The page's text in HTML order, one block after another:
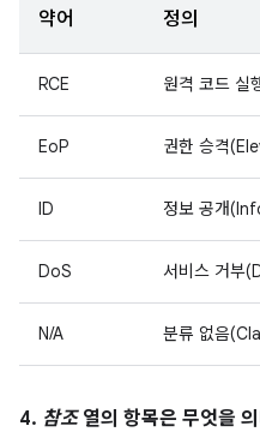
약어 정의
RCE 원격 코드
EoP 권한 승격
ID 정보 공개
DoS 서비스 거부
N/A 분류 없음
4. 참조열의 항목은 무엇을